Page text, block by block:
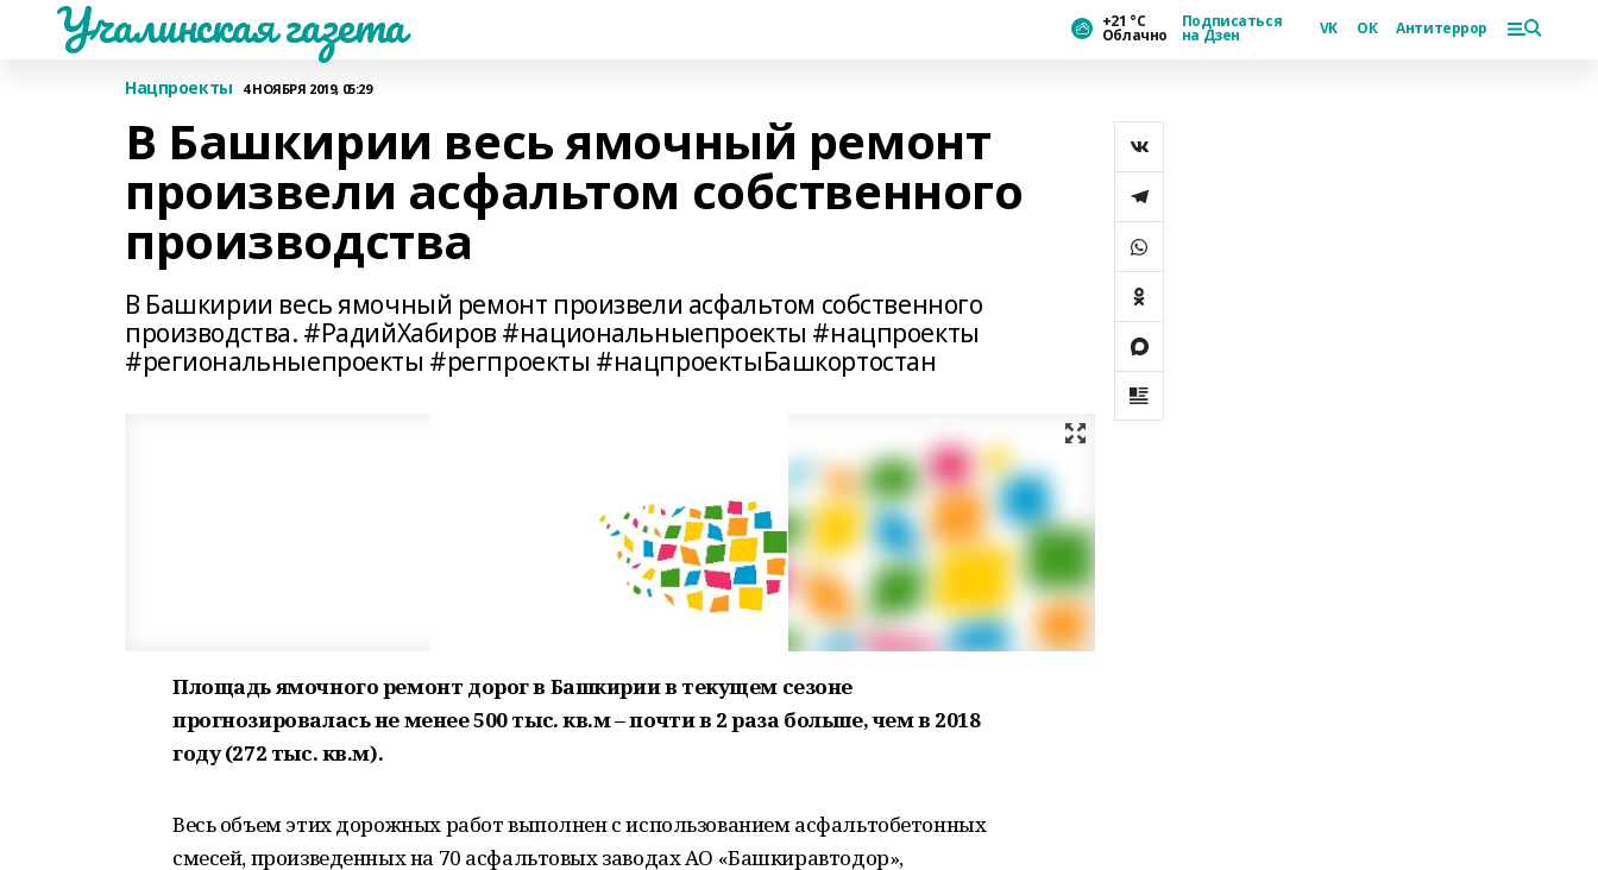
Учалинская газета +21 °С
Облачно
Подписаться
на Дзен VK ОК Антитеррор
Нацпроекты 4 НОЯБРЯ 2019, 05:29
В Башкирии весь ямочный ремонт
произвели асфальтом собственного
производства
В Башкирии весь ямочный ремонт произвели асфальтом собственного
производства. #РадийХабиров #национальныепроекты #нацпроекты
#региональныепроекты #регпроекты #нацпроектыБашкортостан
Площадь ямочного ремонт дорог в Башкирии в текущем сезоне
прогнозировалась не менее 500 тыс. кв.м – почти в 2 раза больше, чем в 2018
году (272 тыс. кв.м).
Весь объем этих дорожных работ выполнен с использованием асфальтобетонных
смесей, произведенных на 70 асфальтовых заводах АО «Башкиравтодор»,